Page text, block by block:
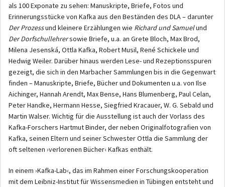
als 100 Exponate zu sehen: Manuskripte, Briefe, Fotos und
Erinnerungsstücke von Kafka aus den Beständen des DLA – darunter
Der Prozessund kleinere Erzählungen wie Richard und Samuelund
Der Dorfschullehrersowie Briefe, u.a. an Grete Bloch, Max Brod,
Milena Jesenská, Ottla Kafka, Robert Musil, René Schickele und
Hedwig Weiler. Darüber hinaus werden Lese- und Rezeptionsspuren
gezeigt, die sich in den Marbacher Sammlungen bis in die Gegenwart
finden – Manuskripte, Briefe, Bücher und Dokumenten u.a. von Ilse
Aichinger, Hannah Arendt, Max Bense, Hans Blumenberg, Paul Celan,
Peter Handke, Hermann Hesse, Siegfried Kracauer, W. G. Sebald und
Martin Walser. Wichtig für die Ausstellung ist auch der Vorlass des
Kafka-Forschers Hartmut Binder, der neben Originalfotografien von
Kafka, seinen Eltern und seiner Schwester Ottla die Sammlung der
oft seltenen ›verlorenen Bücher‹ Kafkas enthält.
In einem ›Kafka-Lab‹, das im Rahmen einer Forschungskooperation
mit dem Leibniz-Institut für Wissensmedien in Tübingen entsteht und